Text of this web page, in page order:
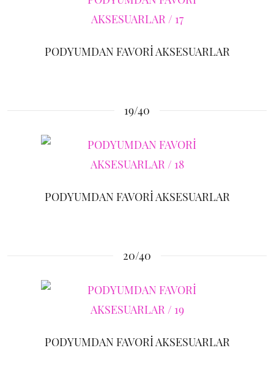
PODYUMDAN FAVORİ AKSESUARLAR
19/40
PODYUMDAN FAVORİ AKSESUARLAR
20/40
PODYUMDAN FAVORİ AKSESUARLAR